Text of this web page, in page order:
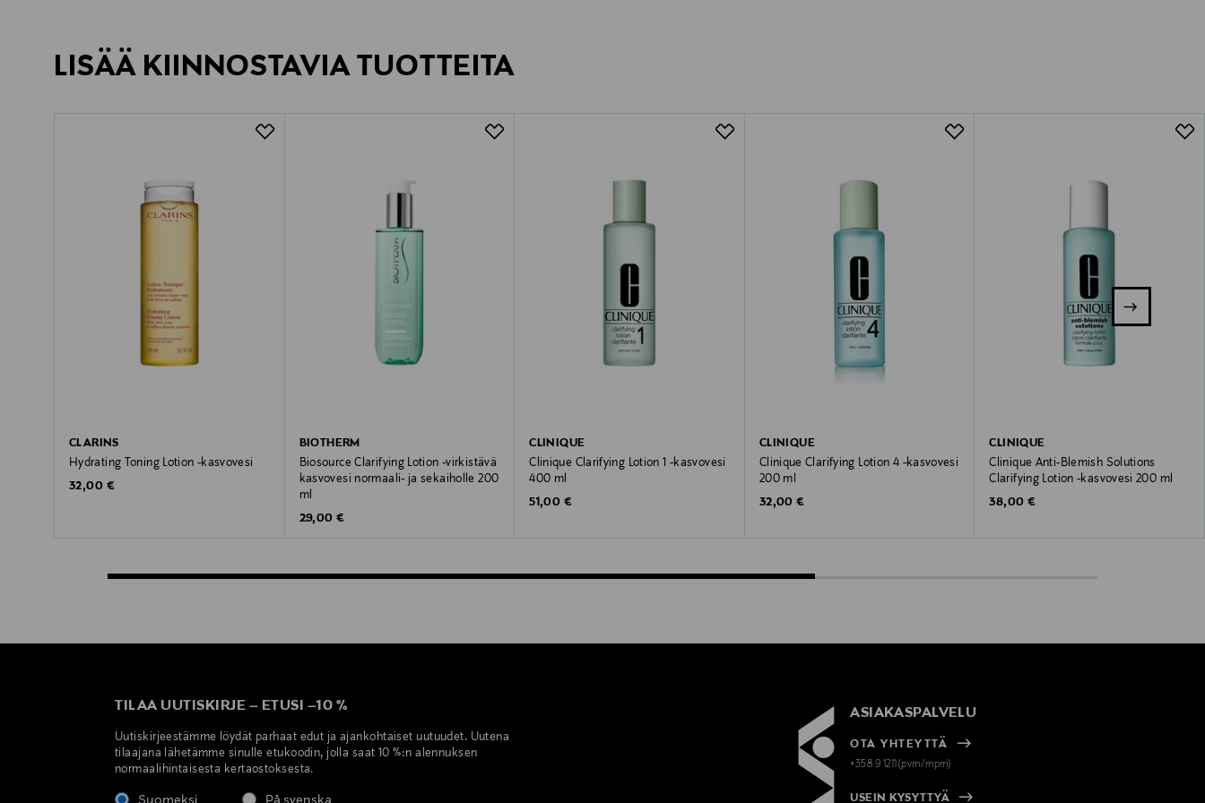
LISÄÄ KIINNOSTAVIA TUOTTEITA
CLARINS
Hydrating Toning Lotion -kasvovesi
Original Price
32,00 €
BIOTHERM
Biosource Clarifying Lotion -virkistävä
kasvovesi normaali- ja sekaiholle 200
ml
Original Price
29,00 €
CLINIQUE
Clinique Clarifying Lotion 1 -kasvovesi
400 ml
Original Price
51,00 €
CLINIQUE
Clinique Clarifying Lotion 4 -kasvovesi
200 ml
Original Price
32,00 €
CLINIQUE
Clinique Anti-Blemish Solutions
Clarifying Lotion -kasvovesi 200 ml
Original Price
38,00 €
TILAA UUTISKIRJE – ETUSI –10 %
Uutiskirjeestämme löydät parhaat edut ja ajankohtaiset uutuudet. Uutena
tilaajana lähetämme sinulle etukoodin, jolla saat 10 %:n alennuksen
normaalihintaisesta kertaostoksesta.
Suomeksi På svenska
ASIAKASPALVELU
OTA YHTEYTTÄ
+358 9 1211(pvm/mpm)
USEIN KYSYTTYÄ